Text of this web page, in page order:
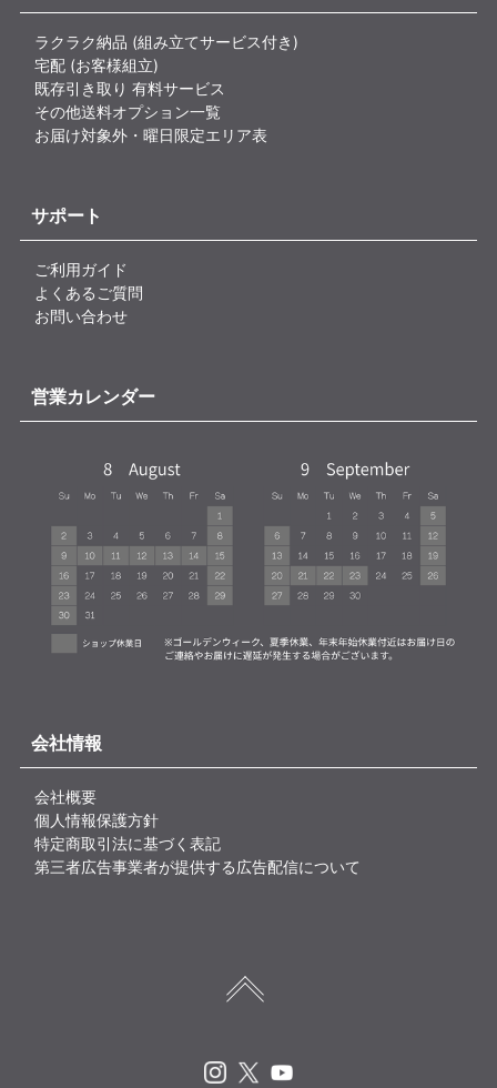
ラクラク納品 (組み立てサービス付き)
宅配 (お客様組立)
既存引き取り 有料サービス
その他送料オプション一覧
お届け対象外・曜日限定エリア表
サポート
ご利用ガイド
よくあるご質問
お問い合わせ
営業カレンダー
会社情報
会社概要
個人情報保護方針
特定商取引法に基づく表記
第三者広告事業者が提供する広告配信について